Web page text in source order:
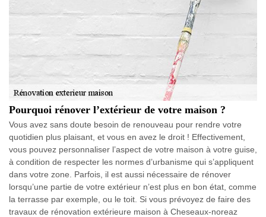
Pourquoi rénover l’extérieur de votre maison ?
Vous avez sans doute besoin de renouveau pour rendre votre
quotidien plus plaisant, et vous en avez le droit ! Effectivement,
vous pouvez personnaliser l’aspect de votre maison à votre guise,
à condition de respecter les normes d’urbanisme qui s’appliquent
dans votre zone. Parfois, il est aussi nécessaire de rénover
lorsqu’une partie de votre extérieur n’est plus en bon état, comme
la terrasse par exemple, ou le toit. Si vous prévoyez de faire des
travaux de rénovation extérieure maison à Cheseaux-noreaz